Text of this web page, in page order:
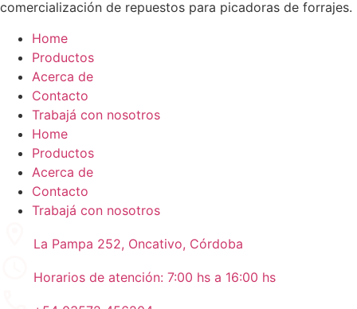
comercialización de repuestos para picadoras de forrajes.
Home
Productos
Acerca de
Contacto
Trabajá con nosotros
Home
Productos
Acerca de
Contacto
Trabajá con nosotros
La Pampa 252, Oncativo, Córdoba
Horarios de atención: 7:00 hs a 16:00 hs